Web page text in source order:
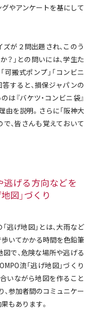
やアンケートを基にして
が２問出題され、このう
？」との問いには、学生た
可搬式ポンプ」「コンビニ
答すると、損保ジャパンの
は『バケツ・コンビニ袋』
由を説明。さらに「阪神大
、皆さんも覚えておいて
げる方向などを
図」づくり
逃げ地図」とは、大雨など
いてかかる時間を色鉛筆
で、危険な場所や逃げる
流「逃げ地図」づくり
いながら地図を作ること
、参加者間のコミュニケー
もあります。